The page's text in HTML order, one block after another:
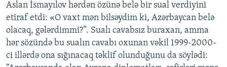
Aslan İsmayılov hərdən özünə belə bir sual verdiyini
etiraf etdi: «O vaxt mən bilsəydim ki, Azərbaycan belə
olacaq, gələrdimmi?”. Sualı cavabsız buraxan, amma
hər sözündə bu sualın cavabı oxunan vəkil 1999-2000-
ci illərdə ona sığınacaq təklif olunduğunu da söylədi: